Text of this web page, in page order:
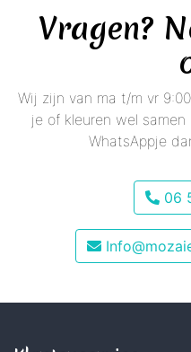
Vragen?
Wij zijn van ma t/m vr
je of kleuren wel
WhatsAppje
06